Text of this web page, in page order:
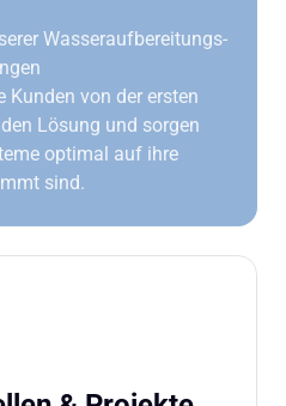
Wasseraufbereitungs-
Kunden von der ersten
Lösung und sorgen
optimal auf ihre
sind.